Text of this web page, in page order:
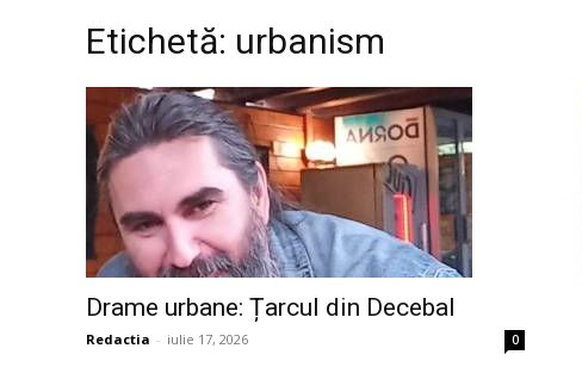
Etichetă: urbanism
Drame urbane: Țarcul din Decebal
Redactia - iulie 17, 2026 0